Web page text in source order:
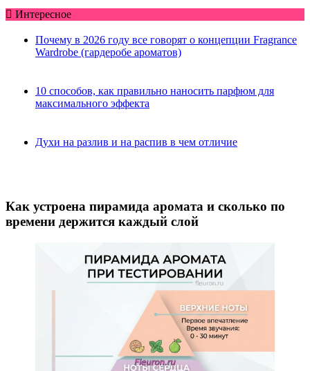
Интересное
Почему в 2026 году все говорят о концепции Fragrance
Wardrobe (гардеробе ароматов)
10 способов, как правильно наносить парфюм для
максимального эффекта
Духи на разлив и на распив в чем отличие
Как устроена пирамида аромата и сколько по
времени держится каждый слой